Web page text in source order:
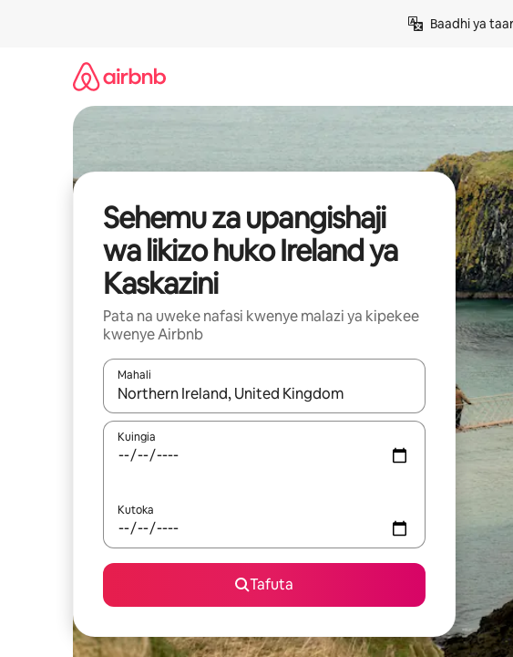
Baadhi ya
Sehemu za upangishaji
wa likizo huko Ireland ya
Kaskazini
Pata na uweke nafasi kwenye malazi ya kipekee
kwenye Airbnb
Mahali
Wakati matokeo yanapatikana, vinjari kwa kutumia vitufe vya
Kuingia
Kutoka
Tafuta